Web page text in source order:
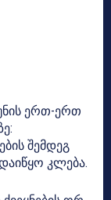
ერთ-ერთ
შემდეგ
კლება.